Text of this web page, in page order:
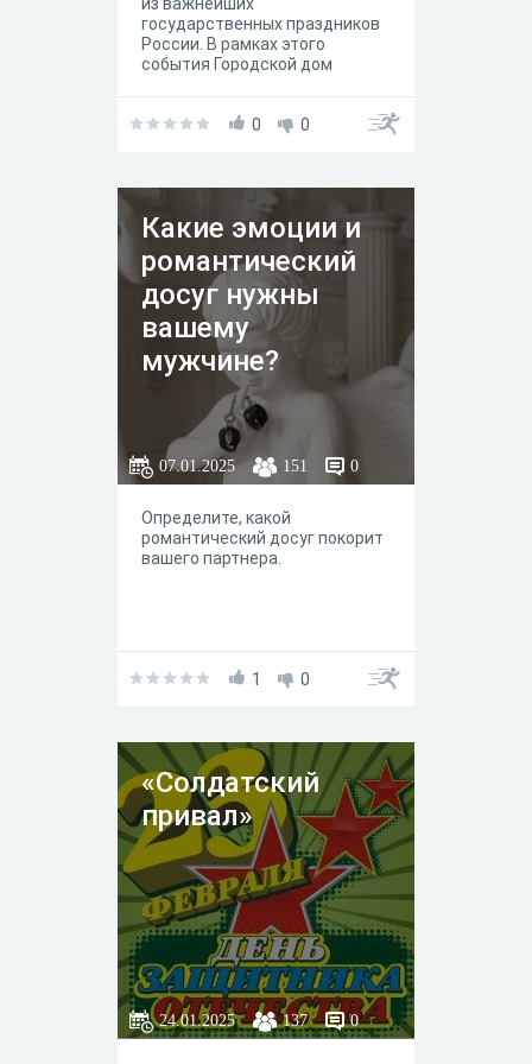
выбран победитель. Его ждет
подарок.
государственных праздников
России. В рамках этого
события Городской дом
онлайн-викторину
0 0
Какие эмоции и
романтический
досуг нужны
вашему
мужчине?
07.01.2025 151 0
Определите, какой
романтический досуг покорит
вашего партнера.
1 0
«Солдатский
привал»
24.01.2025 137 0